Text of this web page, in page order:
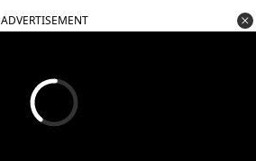
ADVERTISEMENT